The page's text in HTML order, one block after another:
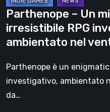
nel
ventre
di
Napoli
Parthenope – Un
irresistibile RPG
ambientato nel
Parthenope è un
investigativo, ambientato
da…